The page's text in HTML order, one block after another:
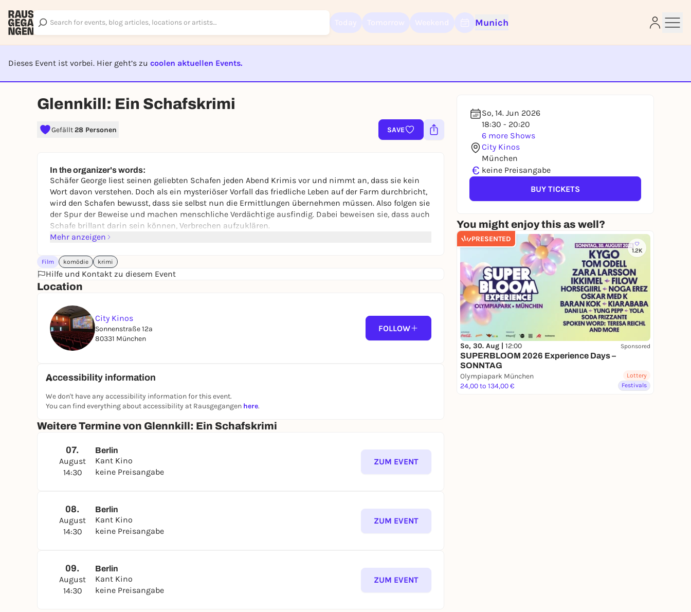
Munich
Dieses Event ist vorbei. Hier geht’s zu coolen aktuellen Events.
EVENT IST BEENDET
Glennkill: Ein Schafskrimi
Gefällt28 Personen SAVE
So, 14. Jun 2026
18:30 - 20:20
6 more Shows
City Kinos
München
€ keine Preisangabe
BUY TICKETS
You might enjoy this as well?
PRESENTED
1.2K
So, 30. Aug | 12:00 Sponsored
SUPERBLOOM 2026 Experience Days –
SONNTAG
Olympiapark München
24,00 to 134,00 €
Lottery
Festivals
In the organizer's words:
Schäfer George liest seinen geliebten Schafen jeden Abend Krimis vor und nimmt an, dass sie kein
Wort davon verstehen. Doch als ein mysteriöser Vorfall das friedliche Leben auf der Farm durchbricht,
wird den Schafen bewusst, dass sie selbst nun die Ermittlungen übernehmen müssen. Also folgen sie
der Spur der Beweise und machen menschliche Verdächtige ausfindig. Dabei beweisen sie, dass auch
Schafe brillant darin sein können, Verbrechen aufzuklären.
Mehr anzeigen
Film komödie krimi
Hilfe und Kontakt zu diesem Event
Location
City Kinos
Sonnenstraße 12a
80331 München
FOLLOW
Accessibility information
We don't have any accessibility information for this event.
You can find everything about accessibility at Rausgegangen here.
Weitere Termine von Glennkill: Ein Schafskrimi
07.
August
14:30
Berlin
Kant Kino
keine Preisangabe
ZUM EVENT
08.
August
14:30
Berlin
Kant Kino
keine Preisangabe
ZUM EVENT
09.
August
14:30
Berlin
Kant Kino
keine Preisangabe
ZUM EVENT
Sign up for free and get started right away
REGISTER FOR FREE NOW
Log in now